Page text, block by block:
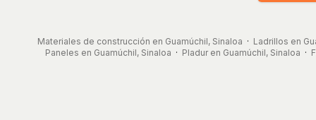
Materiales de construcción en Guamúchil, Sinaloa · Ladrillos en
Paneles en Guamúchil, Sinaloa · Pladur en Guamúchil, Sinaloa ·